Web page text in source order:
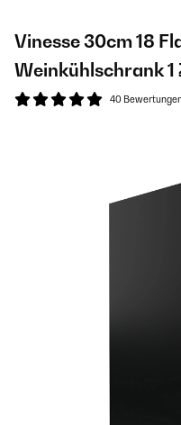
Vinesse 30cm 18
Weinkühlschrank
40